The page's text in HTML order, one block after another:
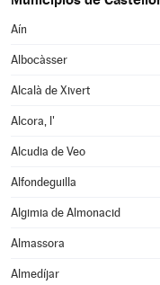
Aín
Albocàsser
Alcalà de Xivert
Alcora, l'
Alcudia de Veo
Alfondeguilla
Algimia de Almonacid
Almassora
Almedíjar